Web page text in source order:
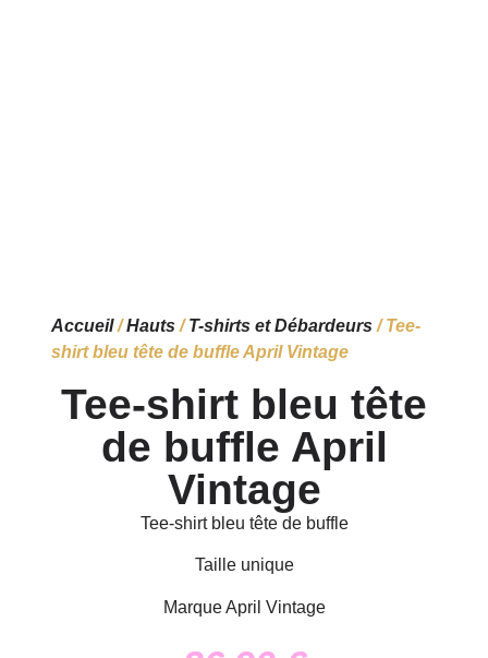
Accueil/Hauts/T-shirts et Débardeurs/ Tee-
shirt bleu tête de buffle April Vintage
Tee-shirt bleu tête
de buffle April
Vintage
Tee-shirt bleu tête de buffle
Taille unique
Marque April Vintage